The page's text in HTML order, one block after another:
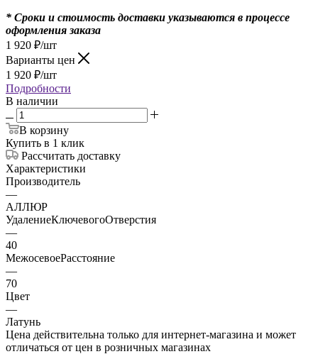
* Сроки и стоимость доставки указываются в процессе
оформления заказа
1 920 ₽/шт
Варианты цен
1 920 ₽/шт
Подробности
В наличии
В корзину
Купить в 1 клик
Рассчитать доставку
Характеристики
Производитель
—
АЛЛЮР
УдалениеКлючевогоОтверстия
—
40
МежосевоеРасстояние
—
70
Цвет
—
Латунь
Цена действительна только для интернет-магазина и может
отличаться от цен в розничных магазинах